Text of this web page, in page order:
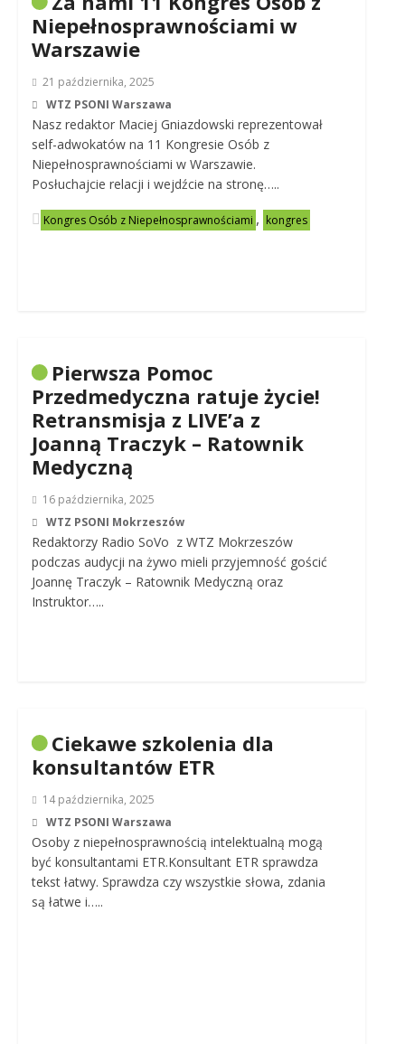
Niepełnosprawnościami w
Warszawie
21 października, 2025
WTZ PSONI Warszawa
Nasz redaktor Maciej Gniazdowski reprezentował
self-adwokatów na 11 Kongresie Osób z
Niepełnosprawnościami w Warszawie.
Posłuchajcie relacji i wejdźcie na stronę…..
Kongres Osób z Niepełnosprawnościami , kongres
Pierwsza Pomoc
Przedmedyczna ratuje życie!
Retransmisja z LIVE’a z
Joanną Traczyk – Ratownik
Medyczną
16 października, 2025
WTZ PSONI Mokrzeszów
Redaktorzy Radio SoVo z WTZ Mokrzeszów
podczas audycji na żywo mieli przyjemność gościć
Joannę Traczyk – Ratownik Medyczną oraz
Instruktor…..
Ciekawe szkolenia dla
konsultantów ETR
14 października, 2025
WTZ PSONI Warszawa
Osoby z niepełnosprawnością intelektualną mogą
być konsultantami ETR.Konsultant ETR sprawdza
tekst łatwy. Sprawdza czy wszystkie słowa, zdania
są łatwe i…..